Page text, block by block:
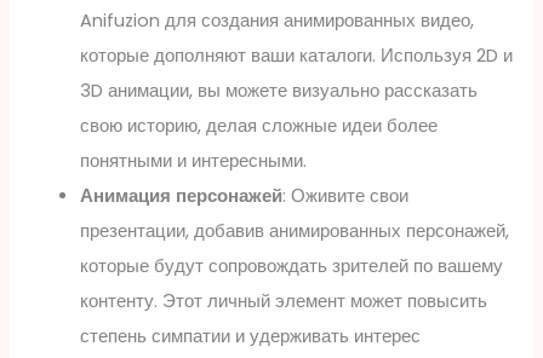
Anifuzion для создания анимированных видео,
которые дополняют ваши каталоги. Используя 2D и
3D анимации, вы можете визуально рассказать
свою историю, делая сложные идеи более
понятными и интересными.
Анимация персонажей: Оживите свои
презентации, добавив анимированных персонажей,
которые будут сопровождать зрителей по вашему
контенту. Этот личный элемент может повысить
степень симпатии и удерживать интерес